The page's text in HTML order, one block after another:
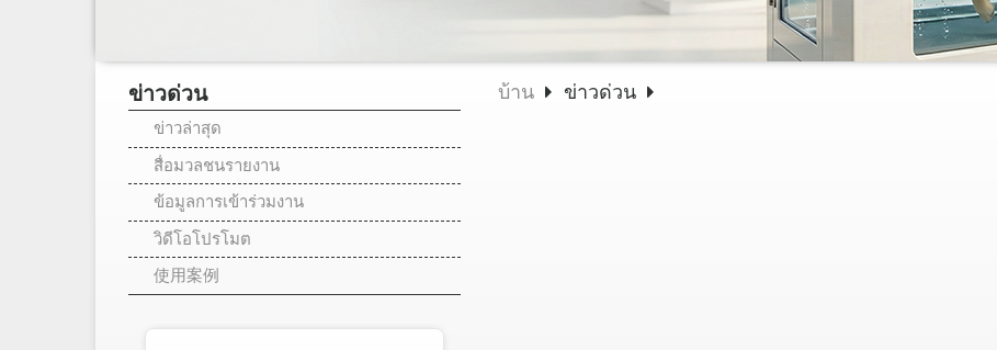
ข่าวด่วน
ข่าวล่าสุด
สื่อมวลชนรายงาน
ข้อมูลการเข้าร่วมงาน
วิดีโอโปรโมต
使用案例
บ้าน ข่าวด่วน